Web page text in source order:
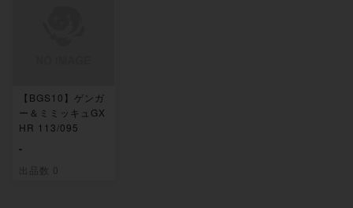
【BGS10】ゲンガ
ー＆ミミッキュGX
HR 113/095
-
出品数 0